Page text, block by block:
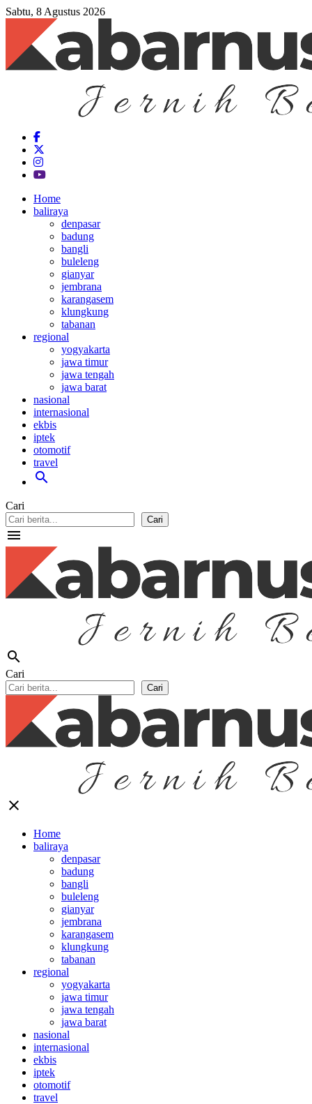
Sabtu, 8 Agustus 2026
Home
baliraya
denpasar
badung
bangli
buleleng
gianyar
jembrana
karangasem
klungkung
tabanan
regional
yogyakarta
jawa timur
jawa tengah
jawa barat
nasional
internasional
ekbis
iptek
otomotif
travel
search
Cari
Cari
menu
search
Cari
Cari
close
Home
baliraya
denpasar
badung
bangli
buleleng
gianyar
jembrana
karangasem
klungkung
tabanan
regional
yogyakarta
jawa timur
jawa tengah
jawa barat
nasional
internasional
ekbis
iptek
otomotif
travel